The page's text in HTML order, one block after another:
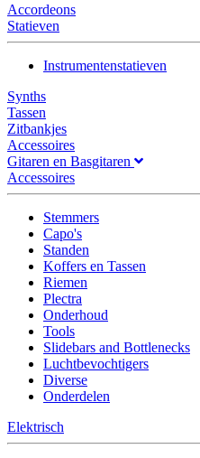
Accordeons
Statieven
Instrumentenstatieven
Synths
Tassen
Zitbankjes
Accessoires
Gitaren en Basgitaren
Accessoires
Stemmers
Capo's
Standen
Koffers en Tassen
Riemen
Plectra
Onderhoud
Tools
Slidebars and Bottlenecks
Luchtbevochtigers
Diverse
Onderdelen
Elektrisch